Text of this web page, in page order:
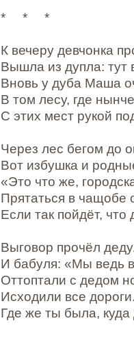
* * *
К вечеру девчонка
Вышла из дупла: тут
Вновь у дуба Маша
В том лесу, где
С этих мест рукой
Через лес бегом до
Вот избушка и
«Это что же,
Прятаться в чащобе
Если так пойдёт,
Выговор прочёл
И бабуля: «Мы ведь
Оттоптали с дедом
Исходили все дороги.
Где же ты была, куда